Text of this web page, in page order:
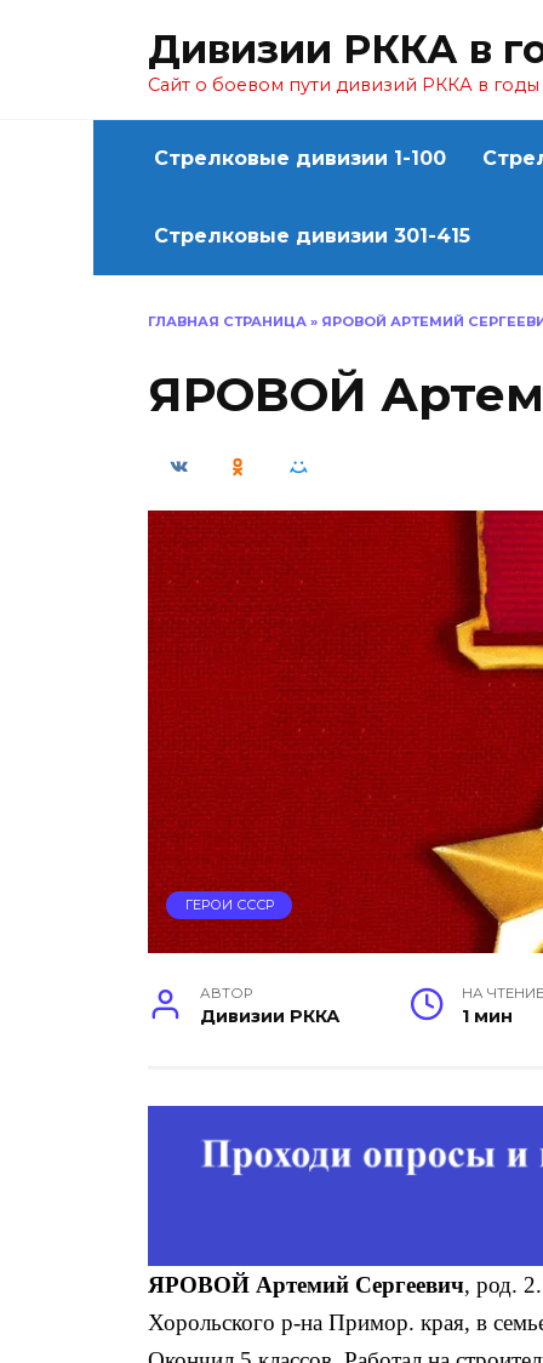
Дивизии РККА в
Сайт о боевом пути дивизий РККА в
Стрелковые дивизии 1-100
Стрелковые дивизии 301-415
ГЛАВНАЯ СТРАНИЦА » ЯРОВОЙ АРТЕМИЙ
ЯРОВОЙ
ГЕРОИ СССР
АВТОР
Дивизии РККА
НА ЧТЕНИЕ
1 мин
ЯРОВОЙ Артемий Сергеевич, род.
Хорольского р-на Примор. края, в